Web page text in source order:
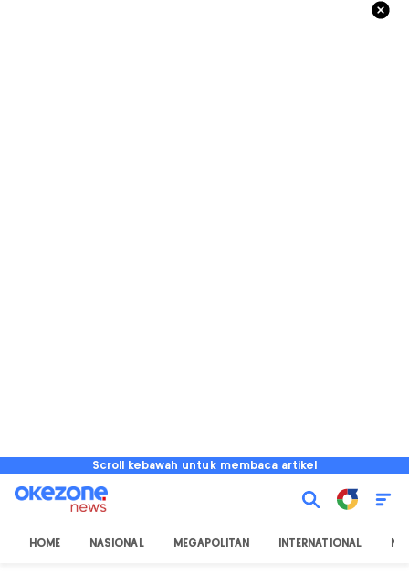
Scroll kebawah untuk membaca artikel
HOME NASIONAL MEGAPOLITAN INTERNATIONAL